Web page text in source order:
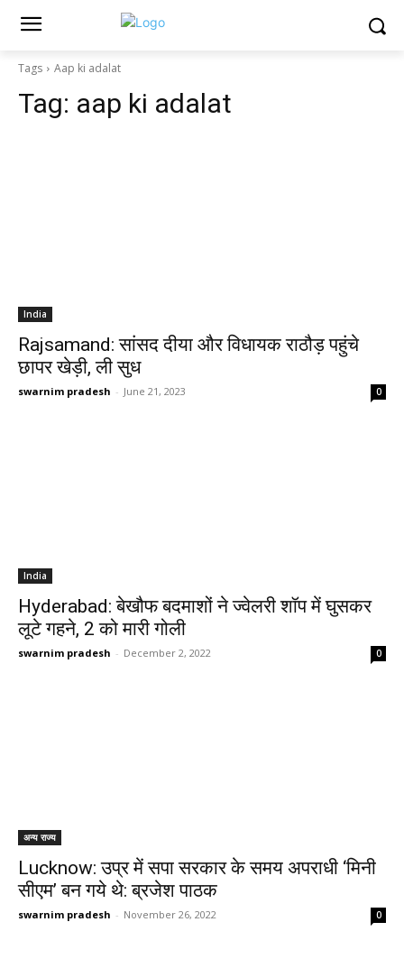
Tags Aap ki adalat
Tag: aap ki adalat
India
Rajsamand: सांसद दीया और विधायक राठौड़ पहुंचे
छापर खेड़ी, ली सुध
swarnim pradesh - June 21, 2023 0
India
Hyderabad: बेखौफ बदमाशों ने ज्वेलरी शॉप में घुसकर
लूटे गहने, 2 को मारी गोली
swarnim pradesh - December 2, 2022 0
अन्य राज्य
Lucknow: उप्र में सपा सरकार के समय अपराधी ‘मिनी
सीएम’ बन गये थे: ब्रजेश पाठक
swarnim pradesh - November 26, 2022 0